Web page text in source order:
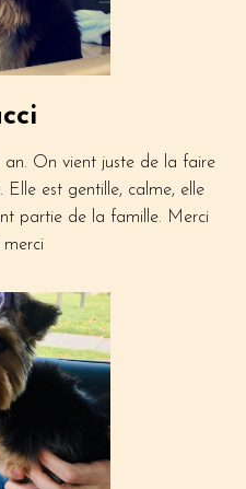
an. On vient juste de la faire
Elle est gentille, calme, elle
partie de la famille. Merci
merci